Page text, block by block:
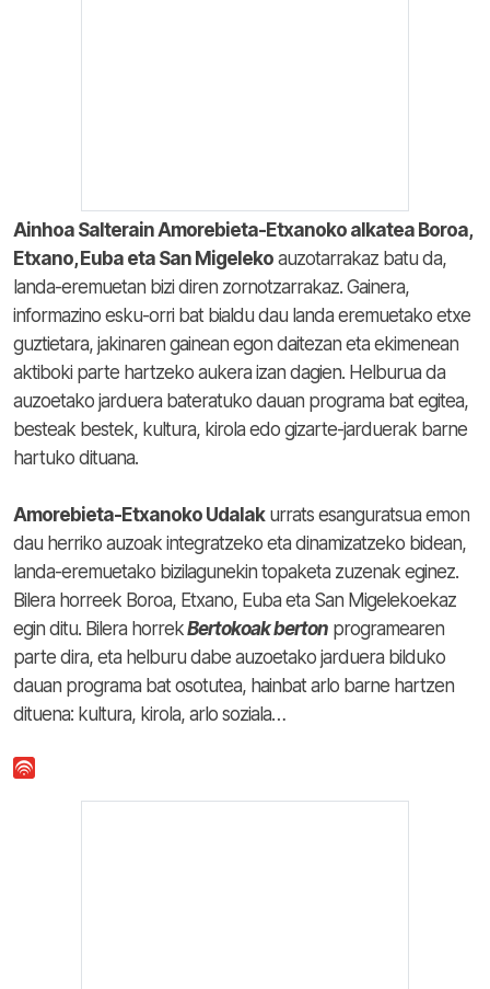
Ainhoa Salterain Amorebieta-Etxanoko alkatea Boroa,
Etxano, Euba eta San Migeleko auzotarrakaz batu da,
landa-eremuetan bizi diren zornotzarrakaz. Gainera,
informazino esku-orri bat bialdu dau landa eremuetako etxe
guztietara, jakinaren gainean egon daitezan eta ekimenean
aktiboki parte hartzeko aukera izan dagien. Helburua da
auzoetako jarduera bateratuko dauan programa bat egitea,
besteak bestek, kultura, kirola edo gizarte-jarduerak barne
hartuko dituana.
Amorebieta-Etxanoko Udalakurrats esanguratsua emon
dau herriko auzoak integratzeko eta dinamizatzeko bidean,
landa-eremuetako bizilagunekin topaketa zuzenak eginez.
Bilera horreek Boroa, Etxano, Euba eta San Migelekoekaz
egin ditu. Bilera horrekBertokoak berton programearen
parte dira, eta helburu dabe auzoetako jarduera bilduko
dauan programa bat osotutea, hainbat arlo barne hartzen
dituena: kultura, kirola, arlo soziala…